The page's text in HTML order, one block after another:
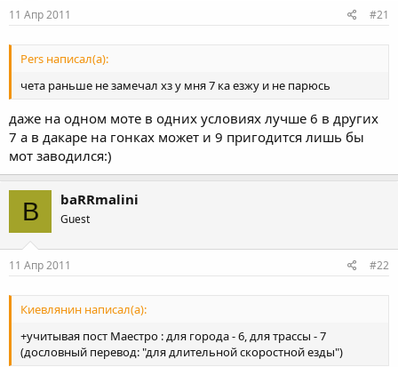
11 Апр 2011 #21
Pers написал(а):
чета раньше не замечал хз у мня 7 ка езжу и не парюсь
даже на одном моте в одних условиях лучше 6 в других
7 а в дакаре на гонках может и 9 пригодится лишь бы
мот заводился:)
B baRRmalini
Guest
11 Апр 2011 #22
Киевлянин написал(а):
+учитывая пост Маестро : для города - 6, для трассы - 7
(дословный перевод: "для длительной скоростной езды")